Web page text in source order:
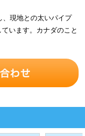
、現地との太いパイプ
います。カナダのこと